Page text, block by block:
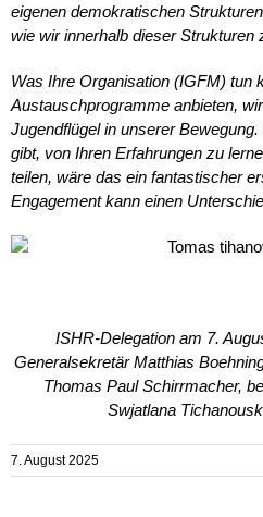
eigenen demokratischen
wie wir innerhalb dieser Strukturen
Was Ihre Organisation (IGFM) tun
Austauschprogramme anbieten,
Jugendflügel in unserer
gibt, von Ihren Erfahrungen zu
teilen, wäre das ein fantastischer
Engagement kann einen
ISHR-Delegation am 7.
Generalsekretär Matthias
Thomas Paul Schirrmacher,
Swjatlana
7. August 2025